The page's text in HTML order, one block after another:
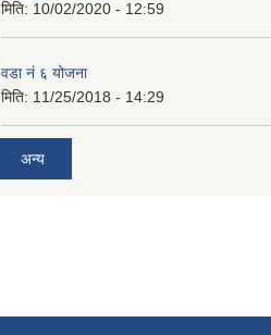
मिति: 10/02/2020 - 12:59
वडा नं ६ योजना
मिति: 11/25/2018 - 14:29
अन्य